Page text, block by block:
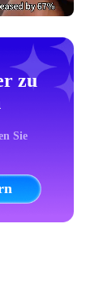
zu
Sie